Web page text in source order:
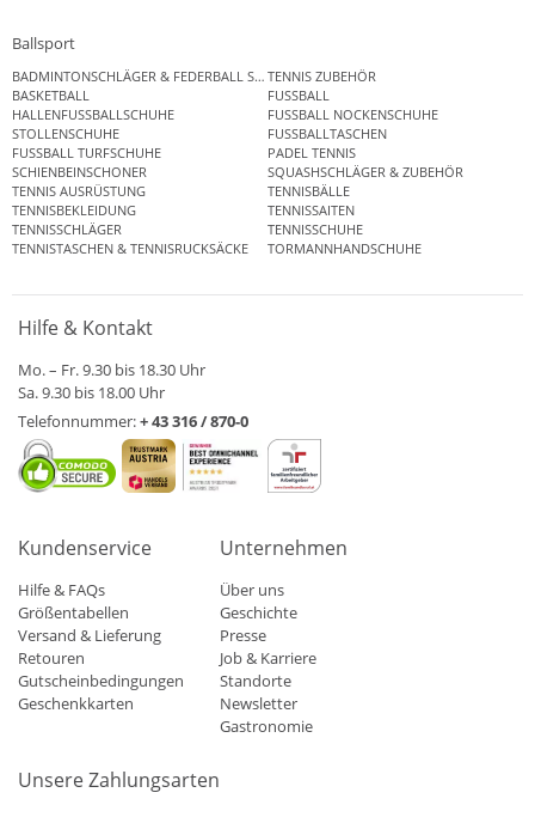
Ballsport
BADMINTONSCHLÄGER & FEDERBALL SETSTENNIS ZUBEHÖR
BASKETBALL
FUSSBALL
HALLENFUSSBALLSCHUHE
FUSSBALL NOCKENSCHUHE
STOLLENSCHUHE
FUSSBALLTASCHEN
FUSSBALL TURFSCHUHE
PADEL TENNIS
SCHIENBEINSCHONER
SQUASHSCHLÄGER & ZUBEHÖR
TENNIS AUSRÜSTUNG
TENNISBÄLLE
TENNISBEKLEIDUNG
TENNISSAITEN
TENNISSCHLÄGER
TENNISSCHUHE
TENNISTASCHEN & TENNISRUCKSÄCKE
TORMANNHANDSCHUHE
Hilfe & Kontakt
Mo. – Fr. 9.30 bis 18.30 Uhr
Sa. 9.30 bis 18.00 Uhr
Telefonnummer:+ 43 316 / 870-0
Kundenservice
Hilfe & FAQs
Größentabellen
Versand & Lieferung
Retouren
Gutscheinbedingungen
Geschenkkarten
Unternehmen
Über uns
Geschichte
Presse
Job & Karriere
Standorte
Newsletter
Gastronomie
Unsere Zahlungsarten